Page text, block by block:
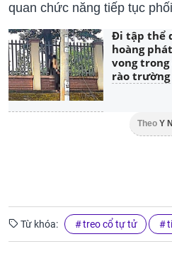
quan chức năng tiếp tục
Đi tập thể
hoàng
vong
rào trường
Theo Y
Từ khóa: treo cổ tự tử